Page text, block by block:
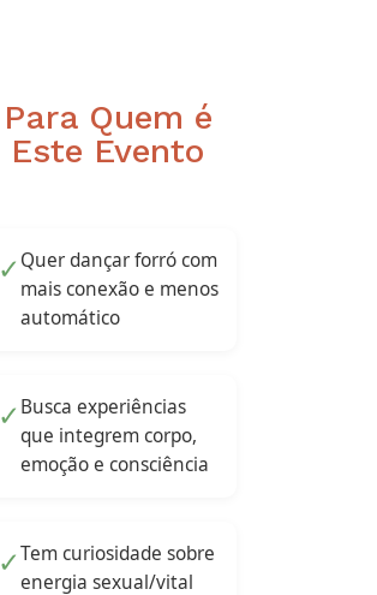
Para Quem é
Este Evento
✓ Quer dançar forró com
mais conexão e menos
automático
✓ Busca experiências
que integrem corpo,
emoção e consciência
✓Tem curiosidade sobre
energia sexual/vital